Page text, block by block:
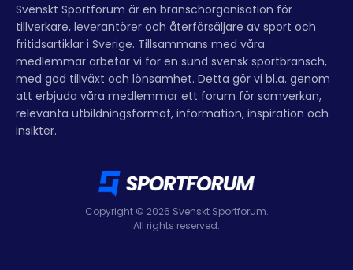
Svenskt Sportforum är en branschorganisation för
tillverkare, leverantörer och återförsäljare av sport och
fritidsartiklar i Sverige. Tillsammans med våra
medlemmar arbetar vi för en sund svensk sportbransch,
med god tillväxt och lönsamhet. Detta gör vi bl.a. genom
att erbjuda våra medlemmar ett forum för samverkan,
relevanta utbildningsformat, information, inspiration och
insikter.
Copyright © 2026 Svenskt Sportforum.
All rights reserved.